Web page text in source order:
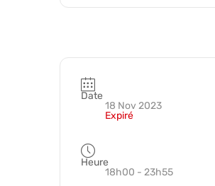
Date
18 Nov 2023
Expiré
Heure
18h00 - 23h55